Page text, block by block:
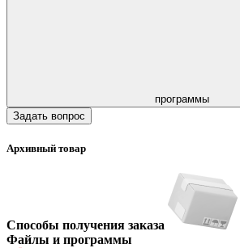
программы
Задать вопрос
Архивный товар
Способы получения заказа
Файлы и программы